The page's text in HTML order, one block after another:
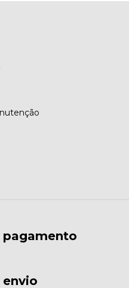
pagamento
envio